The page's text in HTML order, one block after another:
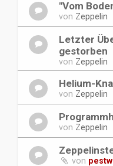
"Vom
von Zeppelin
Letzter
gestorben
von Zeppelin
Helium-
von Zeppelin
von Zeppelin
von pestw